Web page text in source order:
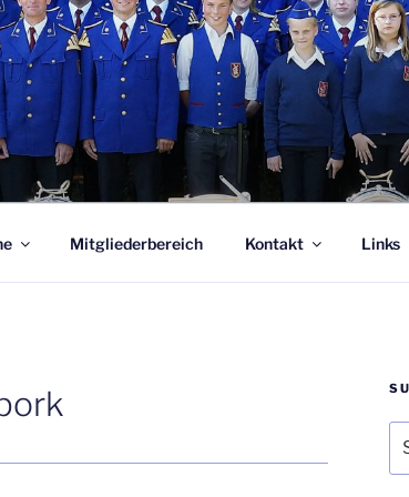
SPORK
Mitgliederbereich Kontakt Links